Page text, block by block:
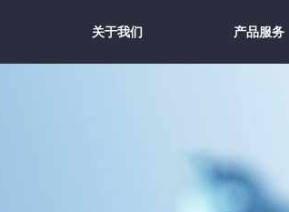
关于我们 产品服务